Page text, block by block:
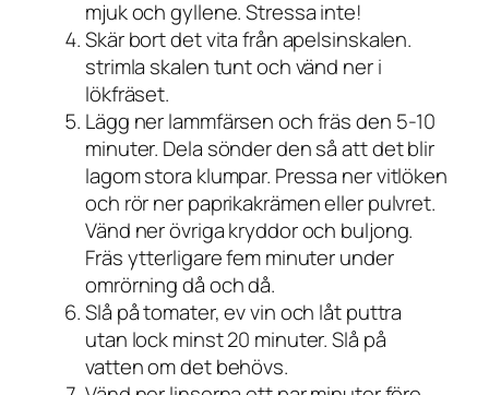
mjuk och gyllene. Stressa inte!
Skär bort det vita från apelsinskalen.
strimla skalen tunt och vänd ner i
lökfräset.
Lägg ner lammfärsen och fräs den 5-10
minuter. Dela sönder den så att det blir
lagom stora klumpar. Pressa ner vitlöken
och rör ner paprikakrämen eller pulvret.
Vänd ner övriga kryddor och buljong.
Fräs ytterligare fem minuter under
omrörning då och då.
Slå på tomater, ev vin och låt puttra
utan lock minst 20 minuter. Slå på
vatten om det behövs.